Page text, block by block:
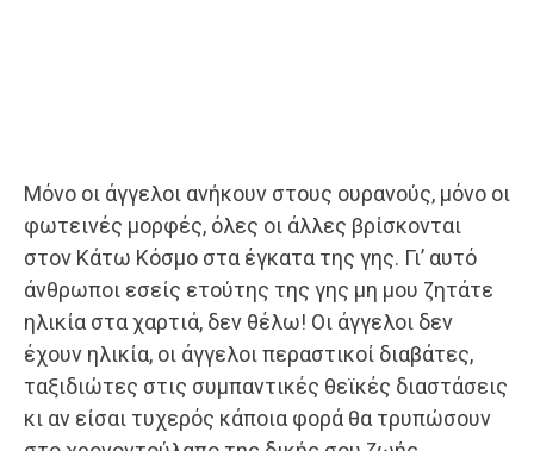
Μόνο οι άγγελοι ανήκουν στους ουρανούς, μόνο οι
φωτεινές μορφές, όλες οι άλλες βρίσκονται
στον Κάτω Κόσμο στα έγκατα της γης. Γι’ αυτό
άνθρωποι εσείς ετούτης της γης μη μου ζητάτε
ηλικία στα χαρτιά, δεν θέλω! Οι άγγελοι δεν
έχουν ηλικία, οι άγγελοι περαστικοί διαβάτες,
ταξιδιώτες στις συμπαντικές θεϊκές διαστάσεις
κι αν είσαι τυχερός κάποια φορά θα τρυπώσουν